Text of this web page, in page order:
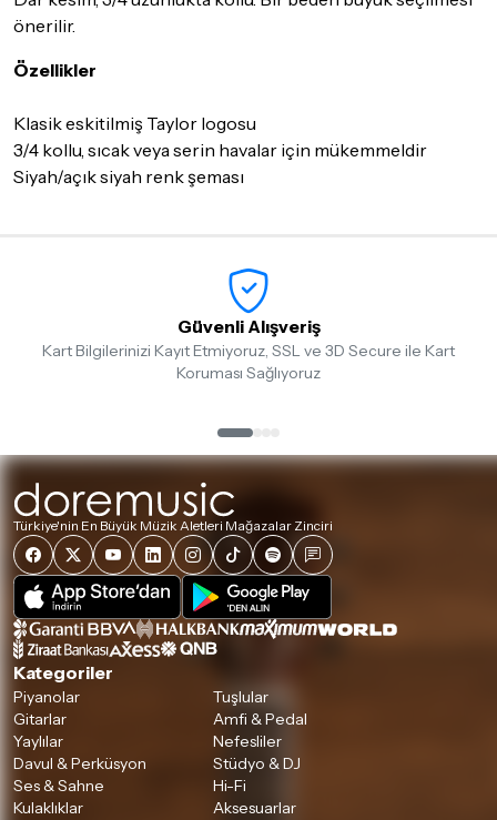
önerilir.
Özellikler
Klasik eskitilmiş Taylor logosu
3/4 kollu, sıcak veya serin havalar için mükemmeldir
Siyah/açık siyah renk şeması
Güvenli Alışveriş
Kart Bilgilerinizi Kayıt Etmiyoruz, SSL ve 3D Secure ile Kart
Koruması Sağlıyoruz
Türkiye'nin En Büyük Müzik Aletleri Mağazalar Zinciri
Kategoriler
Piyanolar
Tuşlular
Gitarlar
Amfi & Pedal
Yaylılar
Nefesliler
Davul & Perküsyon
Stüdyo & DJ
Ses & Sahne
Hi-Fi
Kulaklıklar
Aksesuarlar